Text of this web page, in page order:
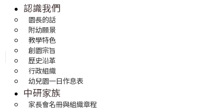
認識我們
園長的話
附幼願景
教學特色
創園宗旨
歷史沿革
行政組織
幼兒園一日作息表
中研家族
家長會名冊與組織章程